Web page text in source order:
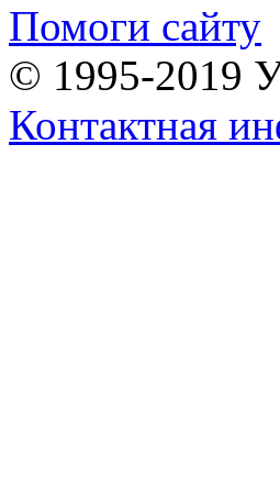
Помоги сайту
© 1995-2019
Контактная